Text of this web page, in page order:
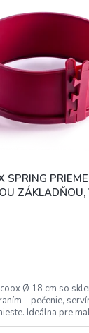
SPRING
Ø 18 cm so
– pečenie,
Ideálna pre